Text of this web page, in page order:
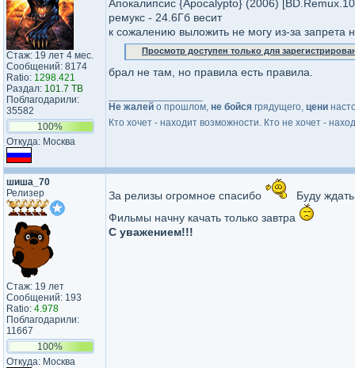
Стаж: 19 лет 4 мес.
Сообщений: 8174
Ratio: 1298.421
Раздал: 101.7 TB
Поблагодарили:
35582
100%
Откуда: Москва
Апокалипсис {Apocalypto} (2006)
ремукс - 24.6Гб весит
к сожалению выложить не могу из-за запрета
Просмотр доступен только для
брал не там, но правила есть правила.
Не жалей о прошлом, не бойся грядущего, цени
Кто хочет - находит возможности. Кто не хочет -
шиша_70
Релизер
Стаж: 19 лет
Сообщений: 193
Ratio: 4.978
Поблагодарили:
11667
100%
Откуда: Москва
За релизы огромное спасибо
Буду
Фильмы начну качать только завтра
С уважением!!!